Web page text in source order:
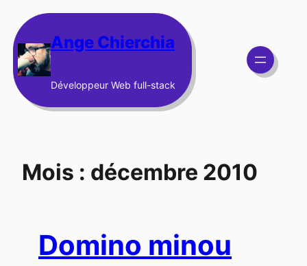
au
contenu Ange Chierchia
Développeur Web full-stack
Mois : décembre 2010
Domino minou